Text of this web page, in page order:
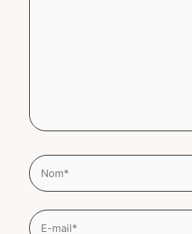
Nom*
E-
mail*